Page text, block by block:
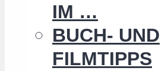
IM …
BUCH- UND
FILMTIPPS